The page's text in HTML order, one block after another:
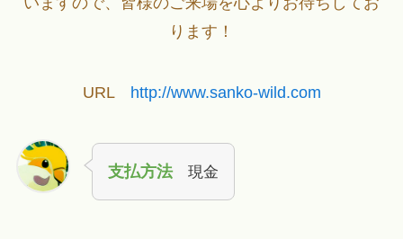
ります！
URL http://www.sanko-wild.com
支払方法現金